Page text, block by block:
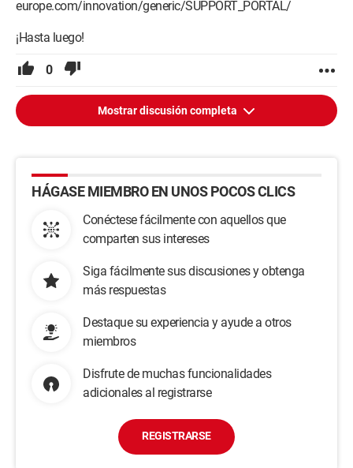
europe.com/innovation/generic/SUPPORT_PORTAL/
¡Hasta luego!
0
Mostrar discusión completa
HÁGASE MIEMBRO EN UNOS POCOS CLICS
Conéctese fácilmente con aquellos que
comparten sus intereses
Siga fácilmente sus discusiones y obtenga
más respuestas
Destaque su experiencia y ayude a otros
miembros
Disfrute de muchas funcionalidades
adicionales al registrarse
REGISTRARSE